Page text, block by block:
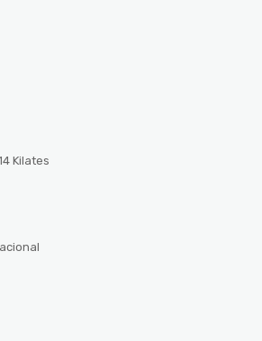
Kilates